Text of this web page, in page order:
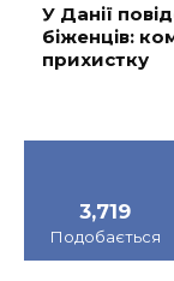
У Данії
біженців:
прихистку
3,719
Подобається